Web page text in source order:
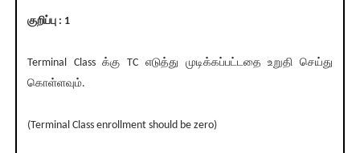
குறிப்பு : 1
Terminal Class க்கு TC எடுத்து முடிக்கப்பட்டதை உறுதி செய்து
கொள்ளவும்.
(Terminal Class enrollment should be zero)